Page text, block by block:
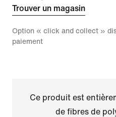
Trouver un magasin
Option « click and collect »
paiement
Ce produit est
de fibres de